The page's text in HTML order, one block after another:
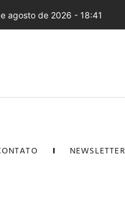
agosto de 2026 - 18:41
NEWSLETTER